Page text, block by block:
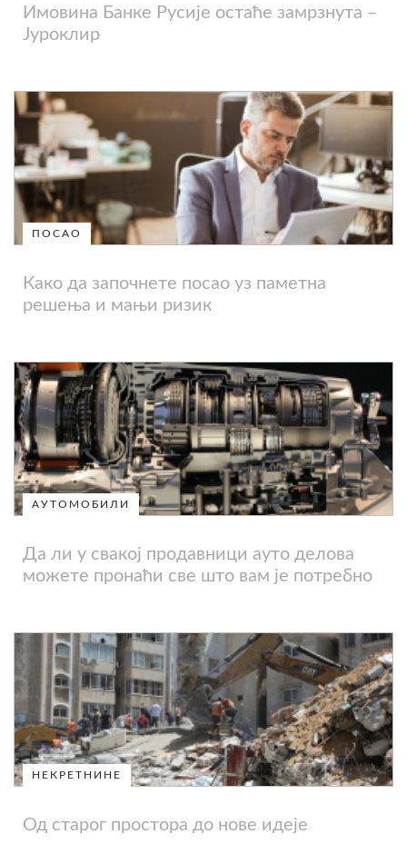
Имовина Банке Русије остаће замрзнута –
Јуроклир
ПОСАО
Како да започнете посао уз паметна
решења и мањи ризик
АУТОМОБИЛИ
Да ли у свакој продавници ауто делова
можете пронаћи све што вам је потребно
НЕКРЕТНИНЕ
Од старог простора до нове идеје